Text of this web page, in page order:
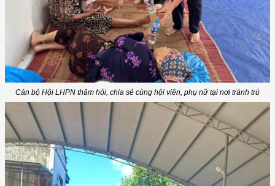
Cán bộ Hội LHPN thăm hỏi, chia sẻ cùng hội viên, phụ nữ tại nơi tránh trú